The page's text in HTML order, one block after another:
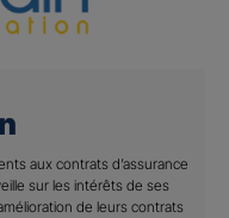
aux contrats d’assurance
sur les intérêts de ses
de leurs contrats